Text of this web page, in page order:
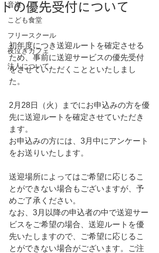
音楽
こども食堂
フリースクール
夜泣きカフェ
法人について
トの優先受付について
初年度につき送迎ルートを確定させる
ため、事前に送迎サービスの優先受付
をさせていただくことといたしまし
た。
2月28日（火）までにお申込みの方を優
先に送迎ルートを確定させていただき
ます。
お申込みの方には、3月中にアンケート
をお送りいたします。
送迎場所によってはご希望に応じるこ
とができない場合もございますが、予
めご了承ください。
なお、3月以降の申込者の中で送迎サー
ビスをご希望の場合、送迎ルートを優
先いたしますので、ご希望に応じるこ
とができない場合がございます。ご注